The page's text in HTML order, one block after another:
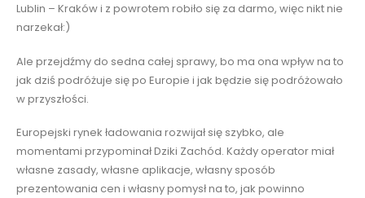
Lublin – Kraków i z powrotem robiło się za darmo, więc nikt nie
narzekał:)
Ale przejdźmy do sedna całej sprawy, bo ma ona wpływ na to
jak dziś podróżuje się po Europie i jak będzie się podróżowało
w przyszłości.
Europejski rynek ładowania rozwijał się szybko, ale
momentami przypominał Dziki Zachód. Każdy operator miał
własne zasady, własne aplikacje, własny sposób
prezentowania cen i własny pomysł na to, jak powinno